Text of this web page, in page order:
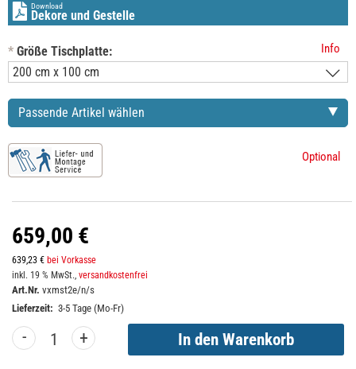
Download
Dekore und Gestelle
* Größe Tischplatte: Info
Passende Artikel wählen
Optional
659,00 €
639,23 € bei Vorkasse
inkl. 19 % MwSt., versandkostenfrei
Art.Nr. vxmst2e/n/s
Lieferzeit: 3-5 Tage (Mo-Fr)
- +